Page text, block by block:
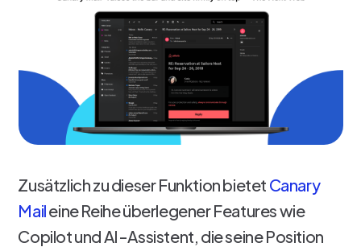
Zusätzlich zu dieser Funktion bietet Canary
Maileine Reihe überlegener Features wie
Copilot und AI-Assistent, die seine Position